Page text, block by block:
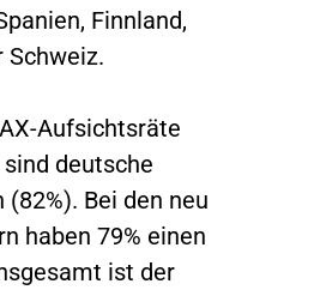
Finnland,
Schweiz.
Aufsichtsräte
deutsche
Bei den neu
haben 79% einen
ist der